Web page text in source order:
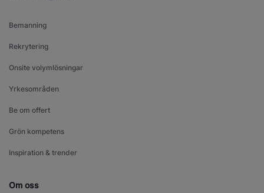
Bemanning
Rekrytering
Onsite volymlösningar
Yrkesområden
Be om offert
Grön kompetens
Inspiration & trender
Om oss